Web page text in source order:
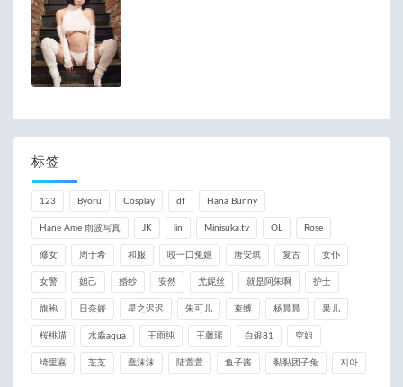
标签
123 Byoru Cosplay df Hana Bunny
Hane Ame 雨波写真 JK lin Minisuka.tv OL Rose
修女 周于希 和服 咬一口兔娘 唐安琪 复古 女仆
女警 妲己 婚纱 安然 尤妮丝 就是阿朱啊 护士
旗袍 日奈娇 星之迟迟 朱可儿 束缚 杨晨晨 果儿
桜桃喵 水淼aqua 王雨纯 王馨瑶 白银81 空姐
绮里嘉 芝芝 蠢沫沫 陆萱萱 鱼子酱 黏黏团子兔 지아